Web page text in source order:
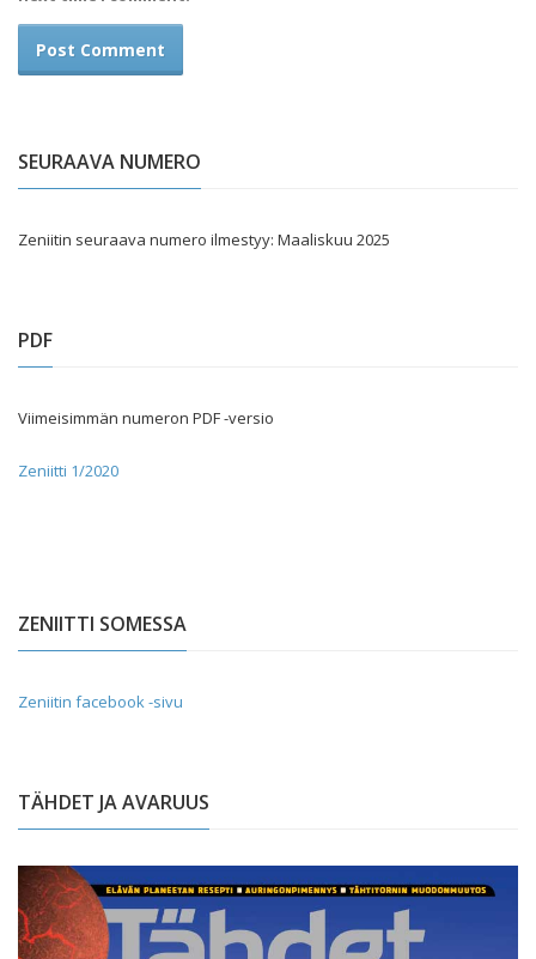
SEURAAVA NUMERO
Zeniitin seuraava numero ilmestyy: Maaliskuu 2025
PDF
Viimeisimmän numeron PDF -versio
Zeniitti 1/2020
ZENIITTI SOMESSA
Zeniitin facebook -sivu
TÄHDET JA AVARUUS